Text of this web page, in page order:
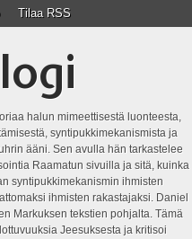
Tilaa RSS
halun mimeettisestä luonteesta,
syntipukkimekanismista ja
ääni. Sen avulla hän tarkastelee
Raamatun sivuilla ja sitä, kuinka
syntipukkimekanismin ihmisten
ihmisten rakastajaksi. Daniel
Markuksen tekstien pohjalta. Tämä
Jeesuksesta ja kritisoi